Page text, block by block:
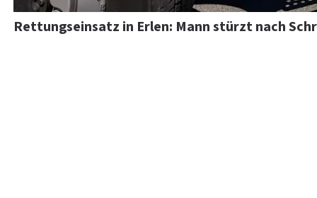
Rettungseinsatz in Erlen: Mann stürzt nach